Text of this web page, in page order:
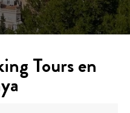
Tours en